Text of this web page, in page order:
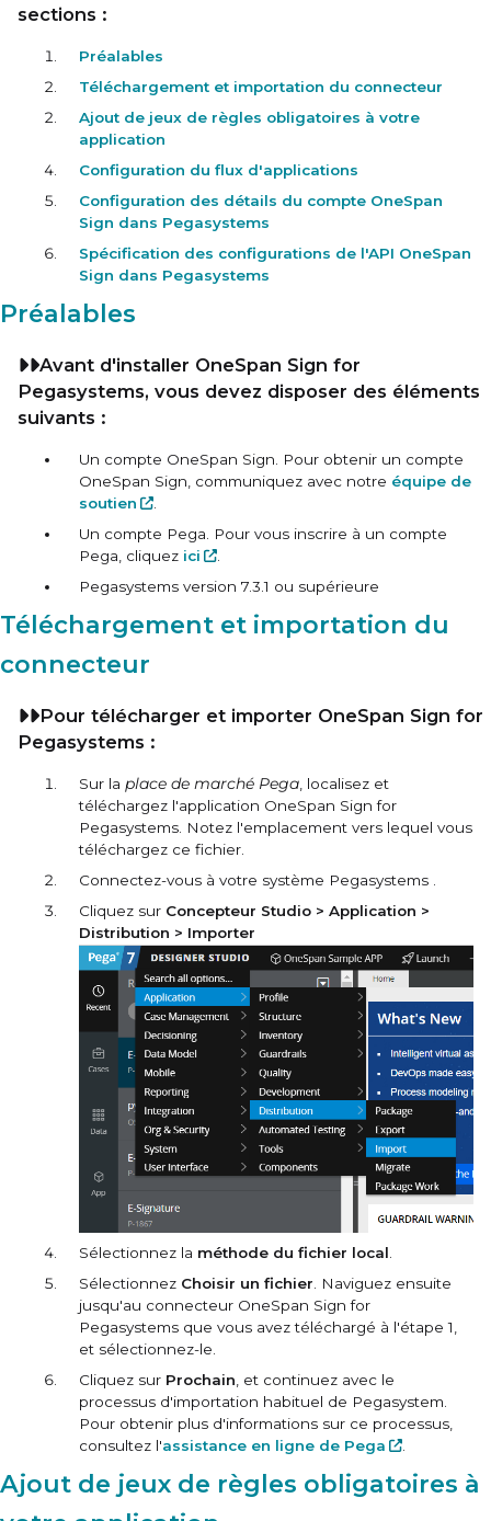
sections :
Préalables
Téléchargement et importation du connecteur
Ajout de jeux de règles obligatoires à votre
application
Configuration du flux d'applications
Configuration des détails du compte OneSpan
Sign dans Pegasystems
Spécification des configurations de l'API OneSpan
Sign dans Pegasystems
Préalables
Avant d'installer OneSpan Sign for
Pegasystems, vous devez disposer des éléments
suivants :
Un compte OneSpan Sign. Pour obtenir un compte
OneSpan Sign, communiquez avec notre équipe de
soutien
Un compte Pega. Pour vous inscrire à un compte
Pega, cliquez ici
Pegasystems version 7.3.1 ou supérieure
Téléchargement et importation du
connecteur
Pour télécharger et importer OneSpan Sign for
Pegasystems :
Sur la place de marché Pega , localisez et
téléchargez l'application OneSpan Sign for
Pegasystems. Notez l'emplacement vers lequel vous
téléchargez ce fichier.
Connectez-vous à votre système Pegasystems
Cliquez sur Concepteur Studio > Application >
Distribution > Importer
Sélectionnez la méthode du fichier local
Sélectionnez Choisir un fichier . Naviguez ensuite
jusqu'au connecteur OneSpan Sign for
Pegasystems que vous avez téléchargé à l'étape 1,
et sélectionnez-le.
Cliquez sur Prochain , et continuez avec le
processus d'importation habituel de Pegasystem.
Pour obtenir plus d'informations sur ce processus,
consultez l'assistance en ligne de Pega
Ajout de jeux de règles obligatoires à